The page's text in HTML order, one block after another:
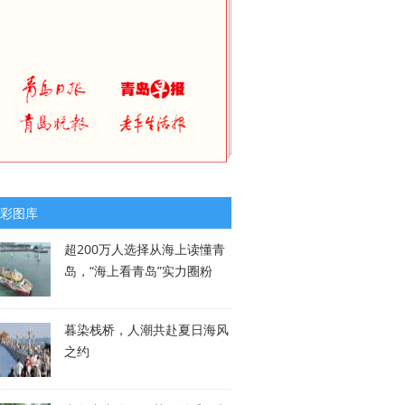
图库
超200万人选择从海上读懂青
岛，“海上看青岛”实力圈粉
暮染栈桥，人潮共赴夏日海风
之约